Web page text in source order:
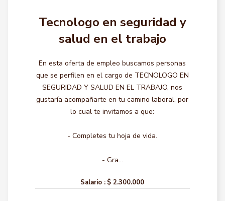
Tecnologo en seguridad y
salud en el trabajo
En esta oferta de empleo buscamos personas
que se perfilen en el cargo de TECNOLOGO EN
SEGURIDAD Y SALUD EN EL TRABAJO, nos
gustaría acompañarte en tu camino laboral, por
lo cual te invitamos a que:
- Completes tu hoja de vida.
- Gra...
Salario : $ 2.300.000